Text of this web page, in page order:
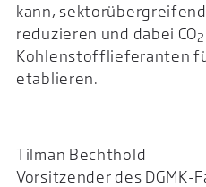
kann, sektorübergreifend
reduzieren und dabei CO2
Kohlenstofflieferanten
etablieren.
Tilman Bechthold
Vorsitzender des DGMK-